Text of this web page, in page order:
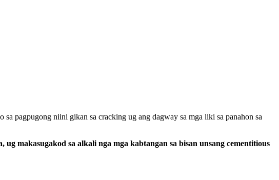
sa pagpugong niini gikan sa cracking ug ang dagway sa mga liki sa panahon sa
ug makasugakod sa alkali nga mga kabtangan sa bisan unsang cementitious